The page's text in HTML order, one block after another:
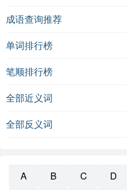
成语查询推荐
单词排行榜
笔顺排行榜
全部近义词
全部反义词
A B C D